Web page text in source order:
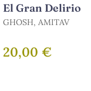
El Gran Delirio
GHOSH, AMITAV
20,00 €